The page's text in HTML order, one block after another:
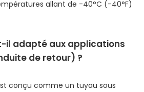
allant de -40°C (-40°F)
il adapté aux applications
de retour) ?
est conçu comme un tuyau sous